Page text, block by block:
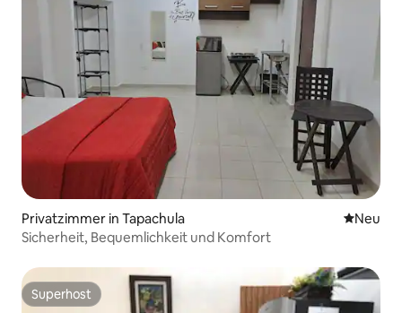
Privatzimmer in Tapachula Neue
Neu
Sicherheit, Bequemlichkeit und Komfort
Superhost
Superhost